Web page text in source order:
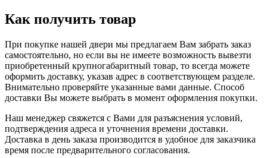
Как получить товар
При покупке нашей двери мы предлагаем Вам забрать заказ
самостоятельно, но если вы не имеете возможность вывезти
приобретенный крупногабаритный товар, то всегда можете
оформить доставку, указав адрес в соответствующем разделе.
Внимательно проверяйте указанные вами данные. Способ
доставки Вы можете выбрать в момент оформления покупки.
Наш менеджер свяжется с Вами для разъяснения условий,
подтверждения адреса и уточнения времени доставки.
Доставка в день заказа производится в удобное для заказчика
время после предварительного согласования.